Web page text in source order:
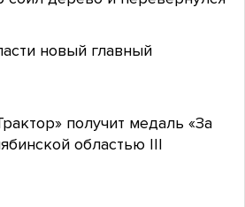
новый главный
получит медаль «За
областью III